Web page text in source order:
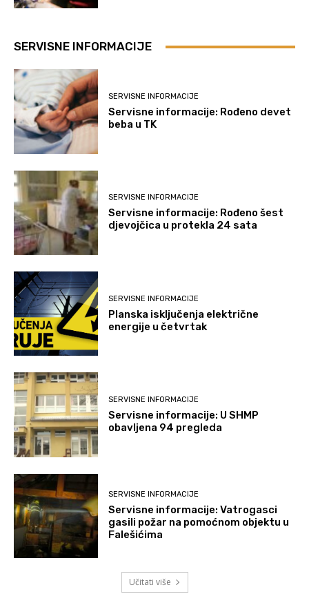
SERVISNE INFORMACIJE
SERVISNE INFORMACIJE
Servisne informacije: Rođeno devet
beba u TK
SERVISNE INFORMACIJE
Servisne informacije: Rođeno šest
djevojčica u protekla 24 sata
SERVISNE INFORMACIJE
Planska isključenja električne
energije u četvrtak
SERVISNE INFORMACIJE
Servisne informacije: U SHMP
obavljena 94 pregleda
SERVISNE INFORMACIJE
Servisne informacije: Vatrogasci
gasili požar na pomoćnom objektu u
Falešićima
Učitati više